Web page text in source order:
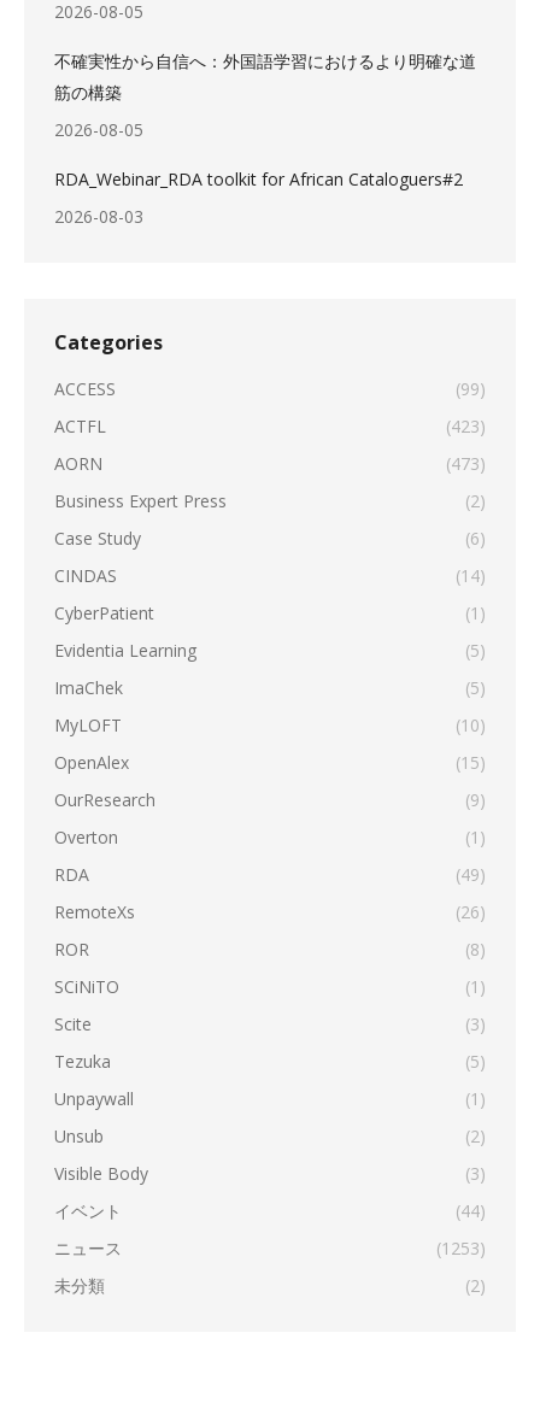
2026-08-05
不確実性から自信へ：外国語学習におけるより明確な道
筋の構築
2026-08-05
RDA_Webinar_RDA toolkit for African Cataloguers#2
2026-08-03
Categories
ACCESS
(99)
ACTFL
(423)
AORN
(473)
Business Expert Press
(2)
Case Study
(6)
CINDAS
(14)
CyberPatient
(1)
Evidentia Learning
(5)
ImaChek
(5)
MyLOFT
(10)
OpenAlex
(15)
OurResearch
(9)
Overton
(1)
RDA
(49)
RemoteXs
(26)
ROR
(8)
SCiNiTO
(1)
Scite
(3)
Tezuka
(5)
Unpaywall
(1)
Unsub
(2)
Visible Body
(3)
イベント
(44)
ニュース
(1253)
未分類
(2)